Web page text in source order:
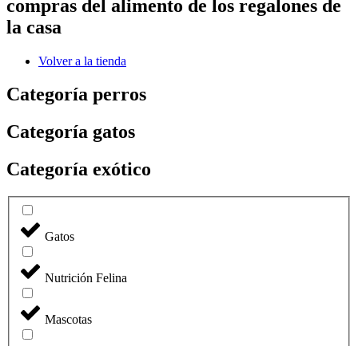
compras del alimento de los regalones de
la casa
Volver a la tienda
Categoría perros
Categoría gatos
Categoría exótico
Gatos
Nutrición Felina
Mascotas